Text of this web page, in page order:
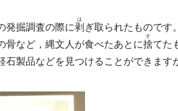
掘調査の際に剥
は
ぎ取られたものです
骨など，縄文人が食べたあとに捨
す
てた
製品などを見つけることができます